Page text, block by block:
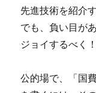
先進技術を紹介
でも、負い目が
ジョイするべく！
公的場で、「国